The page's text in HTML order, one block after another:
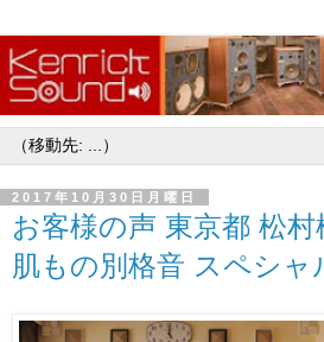
2017年10月30日月曜日
お客様の声 東京都 松村
肌もの別格音 スペシャ